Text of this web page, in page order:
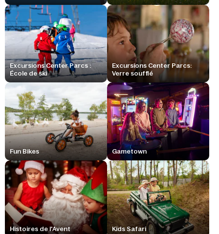
Excursions Center Parcs :
École de ski
Excursions Center Parcs:
Verre soufflé
Fun Bikes Gametown
Histoires de l'Avent Kids Safari